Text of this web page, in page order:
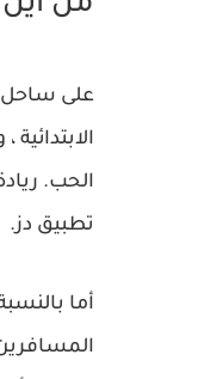
من
على ساحل
الحب.
تطبيق دز.
أما